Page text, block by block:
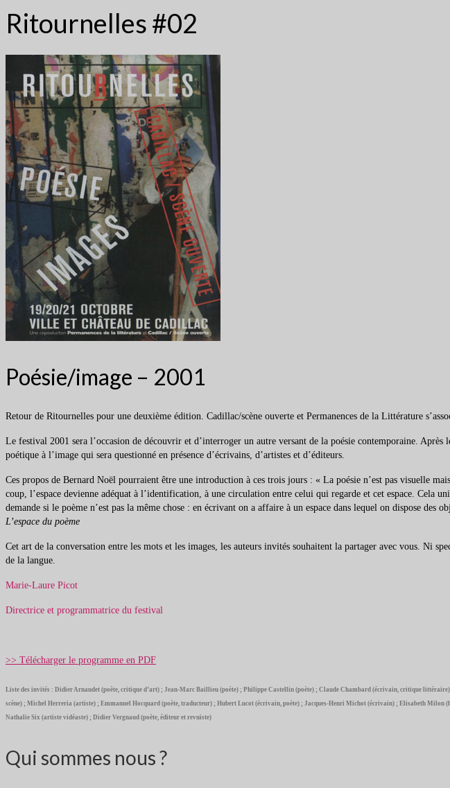
Ritournelles #02
Poésie/image – 2001
Retour de Ritournelles pour une deuxième édition. Cadillac/scène ouverte et Permanences de la Littérature
Le festival 2001 sera l’occasion de découvrir et d’interroger un autre versant de la poésie contemporaine.
poétique à l’image qui sera questionné en présence d’écrivains, d’artistes et d’éditeurs.
Ces propos de Bernard Noël pourraient être une introduction à ces trois jours : « La poésie n’est pas visuelle
coup, l’espace devienne adéquat à l’identification, à une circulation entre celui qui regarde et cet espace. Cela
demande si le poème n’est pas la même chose : en écrivant on a affaire à un espace dans lequel on dispose
L’espace du poème
Cet art de la conversation entre les mots et les images, les auteurs invités souhaitent la partager avec vous. Ni
de la langue.
Marie-Laure Picot
Directrice et programmatrice du festival
>> Télécharger le programme en PDF
Liste des invités : Didier Arnaudet (poète, critique d’art) ; Jean-Marc Baillieu (poète) ; Philippe Castellin (poète) ; Claude Chambard (écrivain, critique
scène) ; Michel Herreria (artiste) ; Emmanuel Hocquard (poète, traducteur) ; Hubert Lucot (écrivain, poète) ; Jacques-Henri Michot (écrivain) ; Elisabeth Milon
Nathalie Six (artiste vidéaste) ; Didier Vergnaud (poète, éditeur et revuiste)
Qui sommes nous ?